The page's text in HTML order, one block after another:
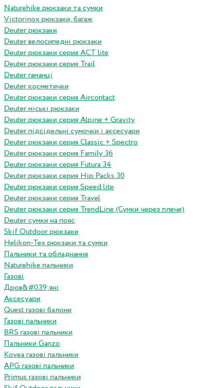
Naturehike рюкзаки та сумки
Victorinox рюкзаки, багаж
Deuter рюкзаки
Deuter велосипедні рюкзаки
Deuter рюкзаки серия ACT lite
Deuter рюкзаки серия Trail
Deuter гаманці
Deuter косметички
Deuter рюкзаки серия Aircontact
Deuter міські рюкзаки
Deuter рюкзаки серия Alpine + Gravity
Deuter підсідельні сумочки і аксесуари
Deuter рюкзаки серия Classic + Spectro
Deuter рюкзаки серия Family 36
Deuter рюкзаки серия Futura 34
Deuter рюкзаки серия Hip Packs 30
Deuter рюкзаки серия Speed lite
Deuter рюкзаки серия Travel
Deuter рюкзаки серия TrendLine (Сумки через плече)
Deuter сумки на пояс
Skif Outdoor рюкзаки
Helikon-Tex рюкзаки та сумки
Пальники та обладнання
Naturehike пальники
Газові
Дров&#039;яні
Аксесуари
Quest газові балони
Газові пальники
BRS газові пальники
Пальники Ganzo
Kovea газові пальники
APG газові пальники
Primus газові пальники